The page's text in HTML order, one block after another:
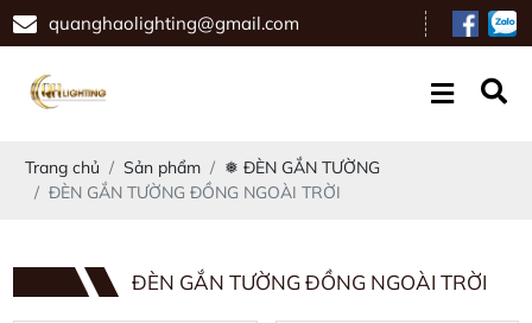
quanghaolighting@gmail.com
Trang chủ Sản phẩm
❅ ĐÈN GẮN TƯỜNG
ĐÈN GẮN TƯỜNG ĐỒNG NGOÀI TRỜI
ĐÈN GẮN TƯỜNG ĐỒNG NGOÀI TRỜI